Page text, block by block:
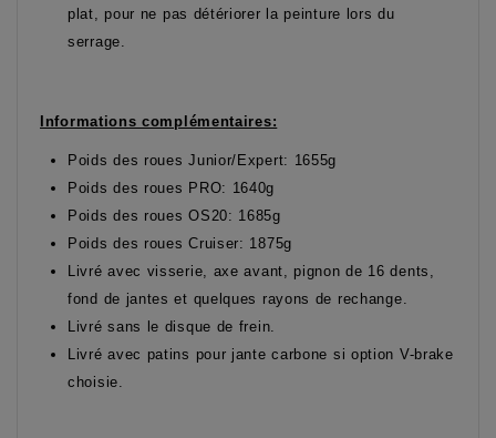
plat, pour ne pas détériorer la peinture lors du
serrage.
Informations complémentaires:
Poids des roues Junior/Expert: 1655g
Poids des roues PRO: 1640g
Poids des roues OS20: 1685g
Poids des roues Cruiser: 1875g
Livré avec visserie, axe avant, pignon de 16 dents,
fond de jantes et quelques rayons de rechange.
Livré sans le disque de frein.
Livré avec patins pour jante carbone si option V-brake
choisie.